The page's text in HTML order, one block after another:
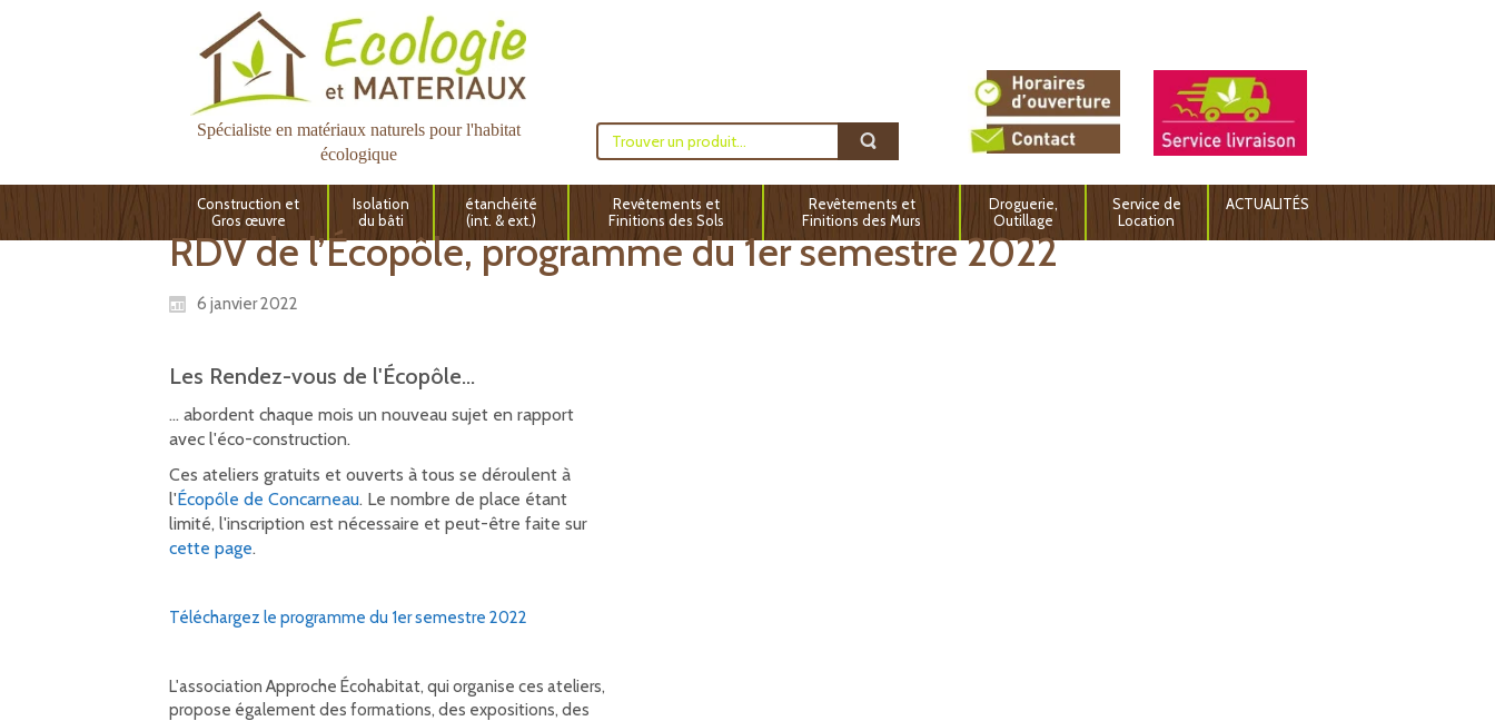
Spécialiste en matériaux naturels pour l'habitat
écologique
Construction et
Gros œuvre
Isolation
du bâti
étanchéité
(int. & ext.)
Revêtements et
Finitions des Sols
Revêtements et
Finitions des Murs
Droguerie,
Outillage
Service de
Location
ACTUALITÉS
RDV de l’Écopôle, programme du 1er semestre 2022
6 janvier 2022
Les Rendez-vous de l'Écopôle...
... abordent chaque mois un nouveau sujet en rapport
avec l'éco-construction.
Ces ateliers gratuits et ouverts à tous se déroulent à
l'Écopôle de Concarneau. Le nombre de place étant
limité, l'inscription est nécessaire et peut-être faite sur
cette page.
Téléchargez le programme du 1er semestre 2022
L'association Approche Écohabitat, qui organise ces ateliers,
propose également des formations, des expositions, des